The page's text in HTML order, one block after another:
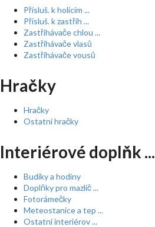
Přísluš. k holícím ...
Přísluš. k zastřih ...
Zastřihávače chlou ...
Zastřihávače vlasů
Zastřihávače vousů
Hračky
Hračky
Ostatní hračky
Interiérové doplňk ...
Budíky a hodiny
Doplňky pro mazlíč ...
Fotorámečky
Meteostanice a tep ...
Ostatní interiérov ...